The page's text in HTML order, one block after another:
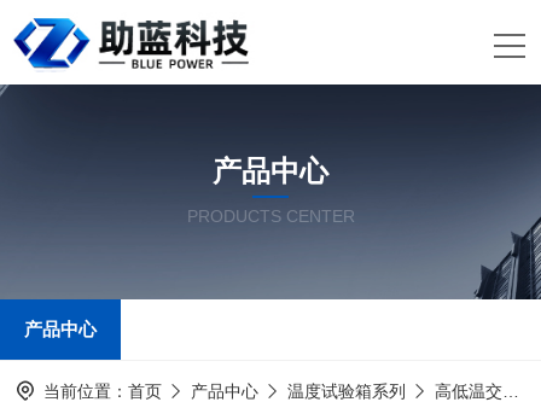
产品中心
PRODUCTS CENTER
产品中心
当前位置： 首页 产品中心 温度试验箱系列 高低温交变湿热试验箱